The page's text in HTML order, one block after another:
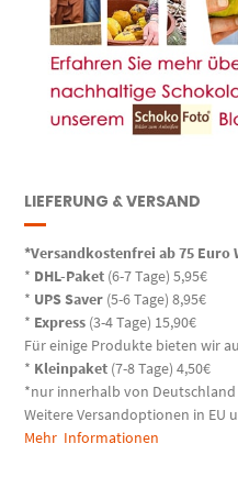
LIEFERUNG & VERSAND
*Versandkostenfrei ab 75 Euro
* DHL-Paket (6-7 Tage) 5,95€
* UPS Saver (5-6 Tage) 8,95€
* Express (3-4 Tage) 15,90€
Für einige Produkte bieten wir
* Kleinpaket (7-8 Tage) 4,50€
*nur innerhalb von Deutschland
Weitere Versandoptionen in EU
Mehr Informationen